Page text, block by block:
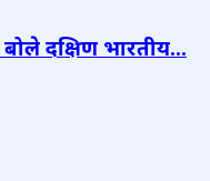
दक्षिण भारतीय...